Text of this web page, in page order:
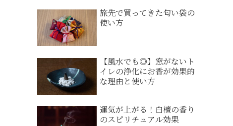
旅先で買ってきた匂い袋の
使い方
【風水でも◎】窓がないト
イレの浄化にお香が効果的
な理由と使い方
運気が上がる！白檀の香り
のスピリチュアル効果